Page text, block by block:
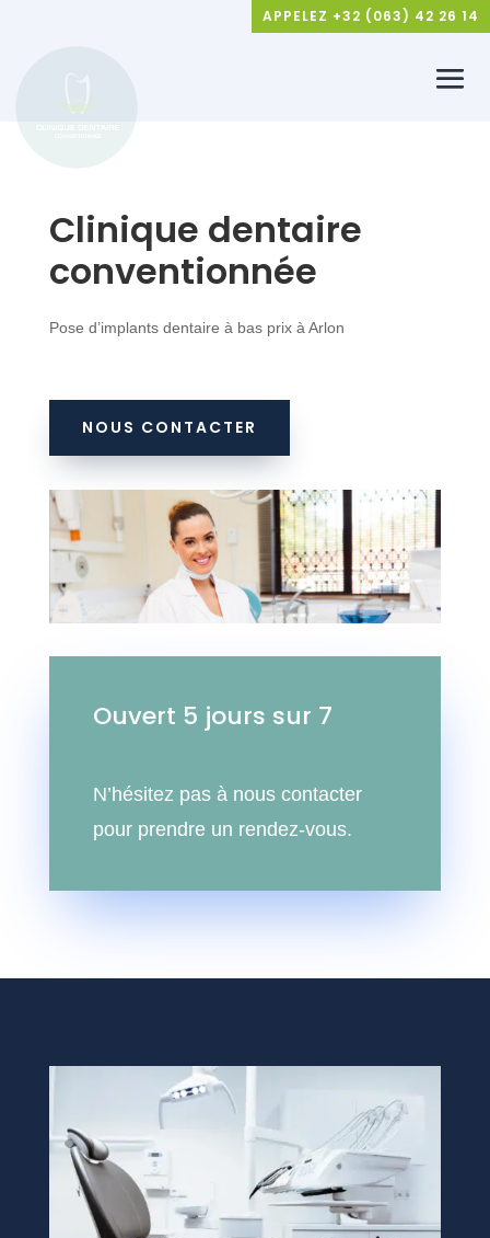
APPELEZ +32 (063) 42 26 14
Clinique dentaire
conventionnée
Pose d’implants dentaire à bas prix à Arlon
NOUS CONTACTER
Ouvert 5 jours sur 7
N’hésitez pas à nous contacter
pour prendre un rendez-vous.